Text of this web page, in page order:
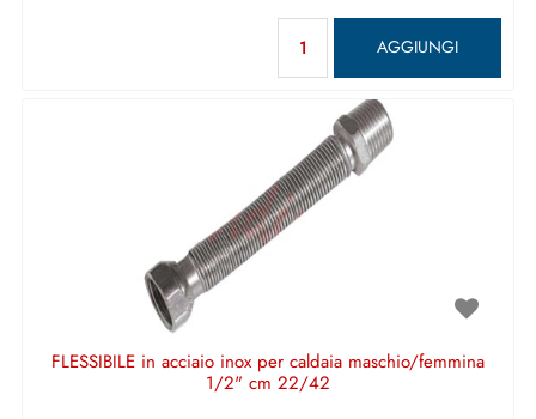
AGGIUNGI
FLESSIBILE in acciaio inox per caldaia maschio/femmina
1/2" cm 22/42